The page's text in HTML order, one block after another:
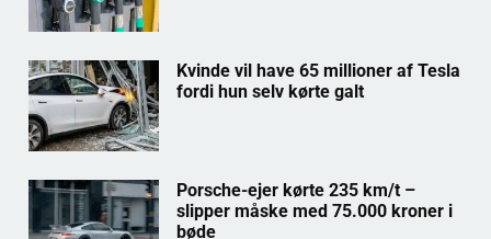
Kvinde vil have 65 millioner af Tesla
fordi hun selv kørte galt
Porsche-ejer kørte 235 km/t –
slipper måske med 75.000 kroner i
bøde